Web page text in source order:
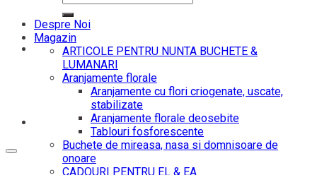
după:
Despre Noi
Magazin
ARTICOLE PENTRU NUNTA BUCHETE &
LUMANARI
Aranjamente florale
Aranjamente cu flori criogenate, uscate,
stabilizate
Aranjamente florale deosebite
Tablouri fosforescente
Buchete de mireasa, nasa si domnisoare de
onoare
CADOURI PENTRU EL & EA